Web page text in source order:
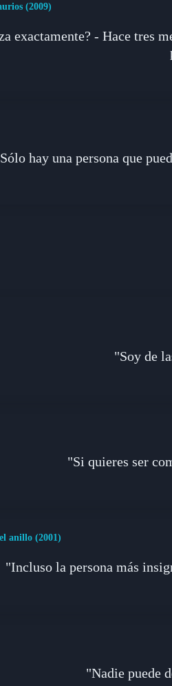
(2009)
exactamente? - Hace tres
hay una persona que
"Soy de
"Si quieres ser
anillo (2001)
"Incluso la persona más
"Nadie puede